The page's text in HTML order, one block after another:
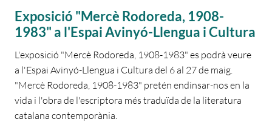
Exposició "Mercè Rodoreda, 1908-
1983" a l'Espai Avinyó-Llengua i Cultura
L'exposició "Mercè Rodoreda, 1908-1983" es podrà veure
a l'Espai Avinyó-Llengua i Cultura del 6 al 27 de maig.
"Mercè Rodoreda, 1908-1983" pretén endinsar-nos en la
vida i l'obra de l'escriptora més traduïda de la literatura
catalana contemporània.